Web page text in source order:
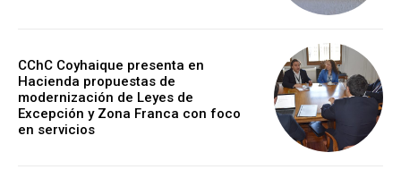
CChC Coyhaique presenta en
Hacienda propuestas de
modernización de Leyes de
Excepción y Zona Franca con foco
en servicios